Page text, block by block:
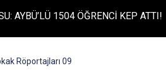
PLAZMA FRAKSİNASYON TESİSİ'NİN
Röportajları 09